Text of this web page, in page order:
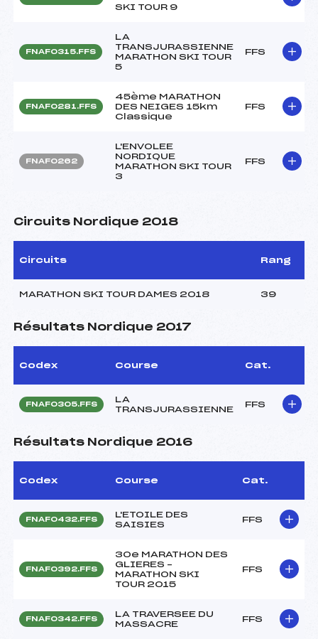
SKI TOUR 9
FNAF0315.FFS
LA
TRANSJURASSIENNE
MARATHON SKI TOUR
5
FFS
FNAF0281.FFS
45ème MARATHON
DES NEIGES 15km
Classique
FFS
FNAF0262
L'ENVOLEE
NORDIQUE
MARATHON SKI TOUR
3
FFS
Circuits Nordique 2018
Circuits Rang
MARATHON SKI TOUR DAMES 2018 39
Résultats Nordique 2017
Codex Course Cat.
FNAF0305.FFS
LA
TRANSJURASSIENNE
FFS
Résultats Nordique 2016
Codex Course Cat.
FNAF0432.FFS
L'ETOILE DES
SAISIES
FFS
FNAF0392.FFS
30e MARATHON DES
GLIERES –
MARATHON SKI
TOUR 2015
FFS
FNAF0342.FFS
LA TRAVERSEE DU
MASSACRE
FFS